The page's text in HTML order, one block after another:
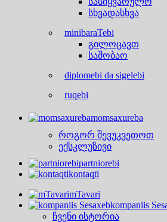
სხვადასხვა
minibaraTebi
გილოცავთ
საშობაო
diplomebi da sigelebi
ruqebi
momsaxureba
როგორ შევუკვეთოთ
ექსკლუზივი
partniorebi
kontaqti
mTavari
kompaniis
ჩვენი ისტორია